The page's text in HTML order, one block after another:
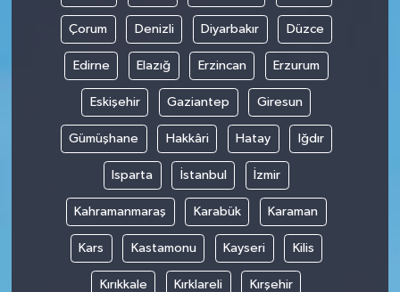
Çorum Denizli Diyarbakır Düzce
Edirne Elazığ Erzincan Erzurum
Eskişehir Gaziantep Giresun
Gümüşhane Hakkâri Hatay Iğdır
Isparta İstanbul İzmir
Kahramanmaraş Karabük Karaman
Kars Kastamonu Kayseri Kilis
Kırıkkale Kırklareli Kırşehir